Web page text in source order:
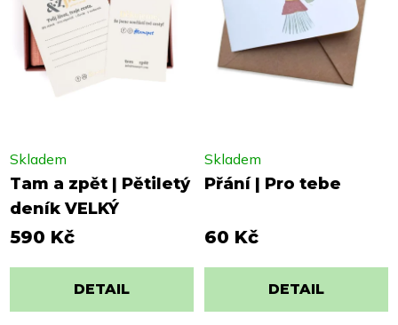
Tam a zpět | Pětiletý
deník VELKÝ
Skladem
590 Kč
DETAIL
Přání | Pro tebe
Skladem
60 Kč
DETAIL